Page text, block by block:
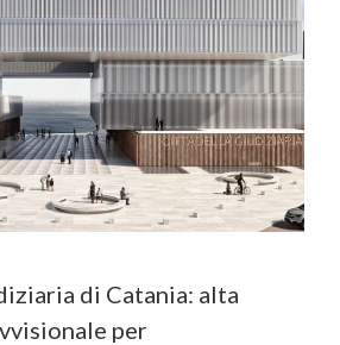
di Catania: alta
per